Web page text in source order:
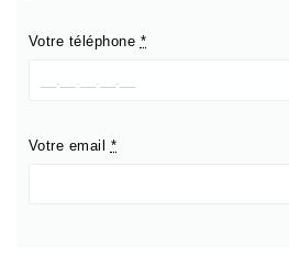
Votre téléphone *
Votre email *